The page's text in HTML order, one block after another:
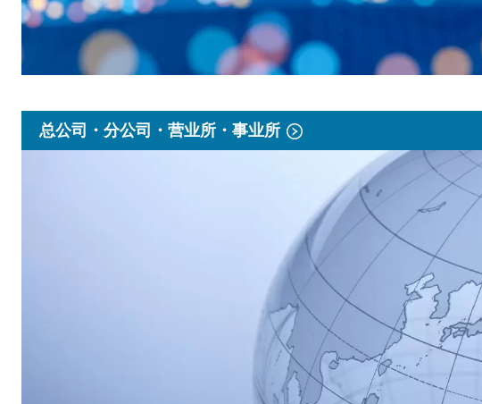
总公司・分公司・营业所・事业所